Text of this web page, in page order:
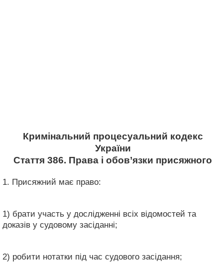
Кримінальний процесуальний кодекс
України
Стаття 386. Права і обов’язки присяжного
1. Присяжний має право:
1) брати участь у дослідженні всіх відомостей та
доказів у судовому засіданні;
2) робити нотатки під час судового засідання;